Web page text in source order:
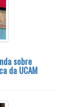
sobre
da UCAM